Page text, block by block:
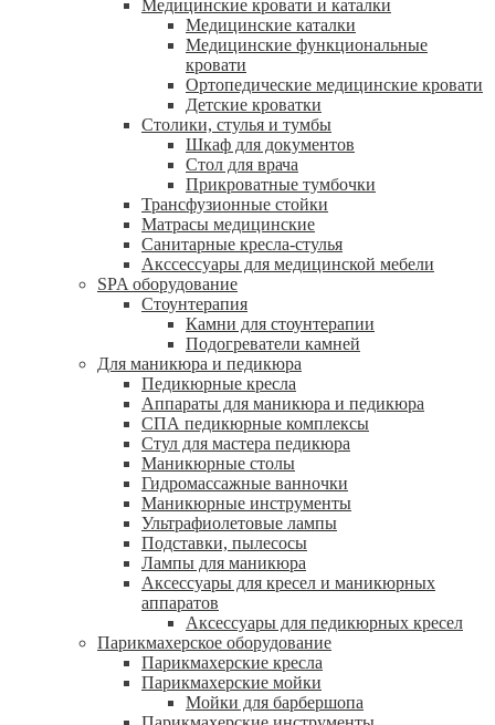
Медицинские кровати и каталки
Медицинские каталки
Медицинские функциональные
кровати
Ортопедические медицинские кровати
Детские кроватки
Столики, стулья и тумбы
Шкаф для документов
Стол для врача
Прикроватные тумбочки
Трансфузионные стойки
Матрасы медицинские
Санитарные кресла-стулья
Акссессуары для медицинской мебели
SPA оборудование
Стоунтерапия
Камни для стоунтерапии
Подогреватели камней
Для маникюра и педикюра
Педикюрные кресла
Аппараты для маникюра и педикюра
СПА педикюрные комплексы
Стул для мастера педикюра
Маникюрные столы
Гидромассажные ванночки
Маникюрные инструменты
Ультрафиолетовые лампы
Подставки, пылесосы
Лампы для маникюра
Аксессуары для кресел и маникюрных
аппаратов
Аксессуары для педикюрных кресел
Парикмахерское оборудование
Парикмахерские кресла
Парикмахерские мойки
Мойки для барбершопа